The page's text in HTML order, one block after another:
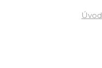
Úvod